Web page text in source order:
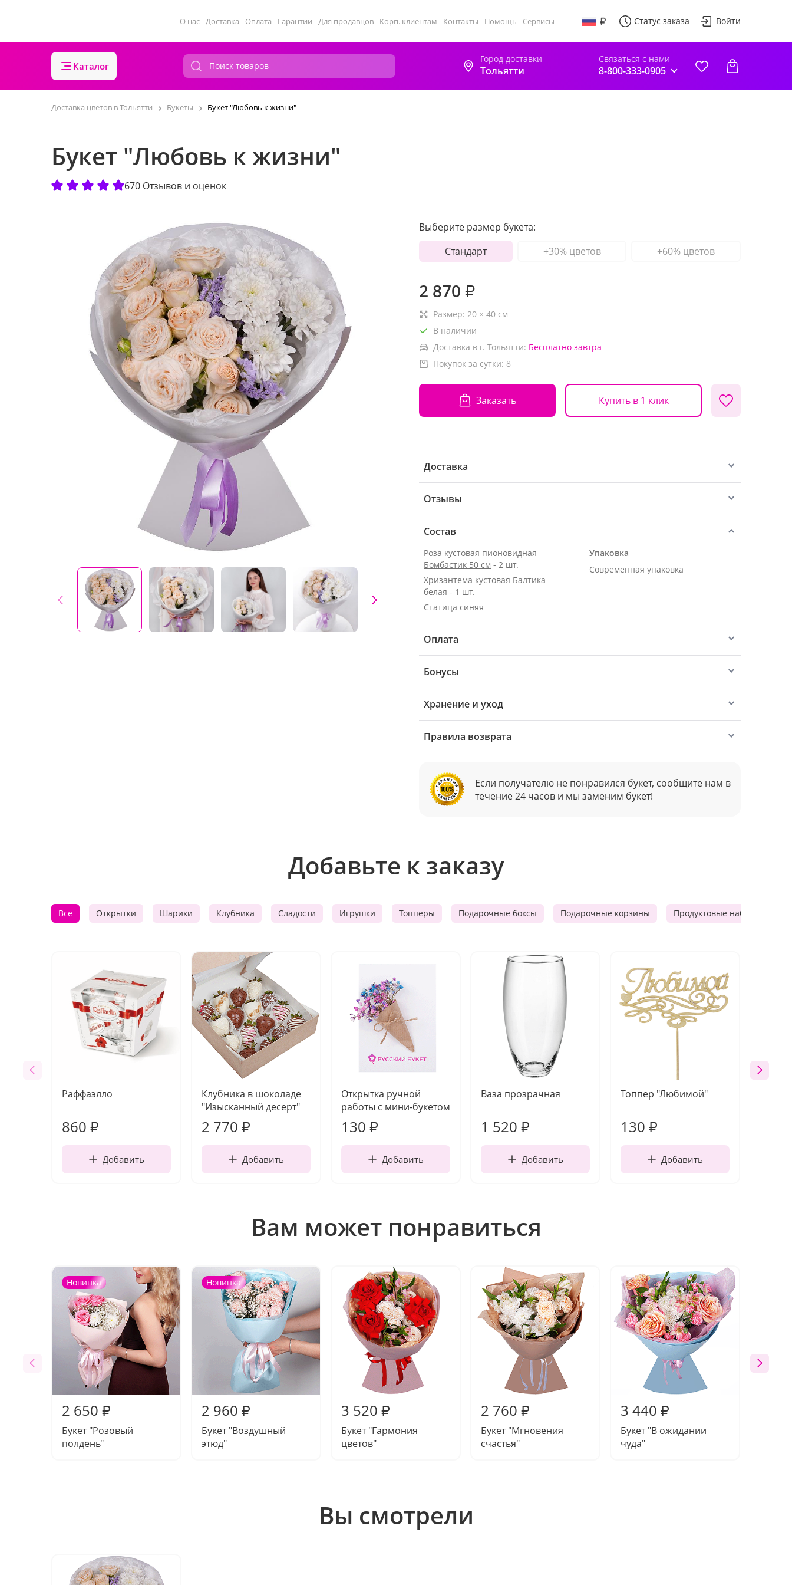
О нас Доставка Оплата Гарантии Для продавцов Корп. клиентам Контакты Помощь Сервисы Статус заказа Войти
Каталог
Город доставки
Тольятти
Связаться с нами
8-800-333-0905
Доставка цветов в Тольятти Букеты Букет "Любовь к жизни"
Букет "Любовь к жизни"
670 Отзывов и оценок
Выберите размер букета:
Стандарт
+30% цветов +60% цветов
2 870 ₽
Размер: 20 × 40 см
В наличии
Доставка в г. Тольятти: Бесплатно завтра
Покупок за сутки: 8
Заказать Купить в 1 клик
Доставка
Отзывы
Состав
Роза кустовая пионовидная
Бомбастик 50 см - 2 шт.
Хризантема кустовая Балтика
белая - 1 шт.
Статица синяя
Упаковка
Современная упаковка
Оплата
Бонусы
Хранение и уход
Правила возврата
Если получателю не понравился букет, сообщите нам в
течение 24 часов и мы заменим букет!
Добавьте к заказу
Все Открытки Шарики Клубника Сладости Игрушки Топперы Подарочные боксы Подарочные корзины Продуктовые наборы
Раффаэлло
860 ₽
Добавить
Клубника в шоколаде
"Изысканный десерт"
2 770 ₽
Добавить
Открытка ручной
работы с мини-букетом
130 ₽
Добавить
Ваза прозрачная
1 520 ₽
Добавить
Топпер "Любимой"
130 ₽
Добавить
Вам может понравиться
Новинка
2 650 ₽
Букет "Розовый
полдень"
Новинка
2 960 ₽
Букет "Воздушный
этюд"
3 520 ₽
Букет "Гармония
цветов"
2 760 ₽
Букет "Мгновения
счастья"
3 440 ₽
Букет "В ожидании
чуда"
Вы смотрели